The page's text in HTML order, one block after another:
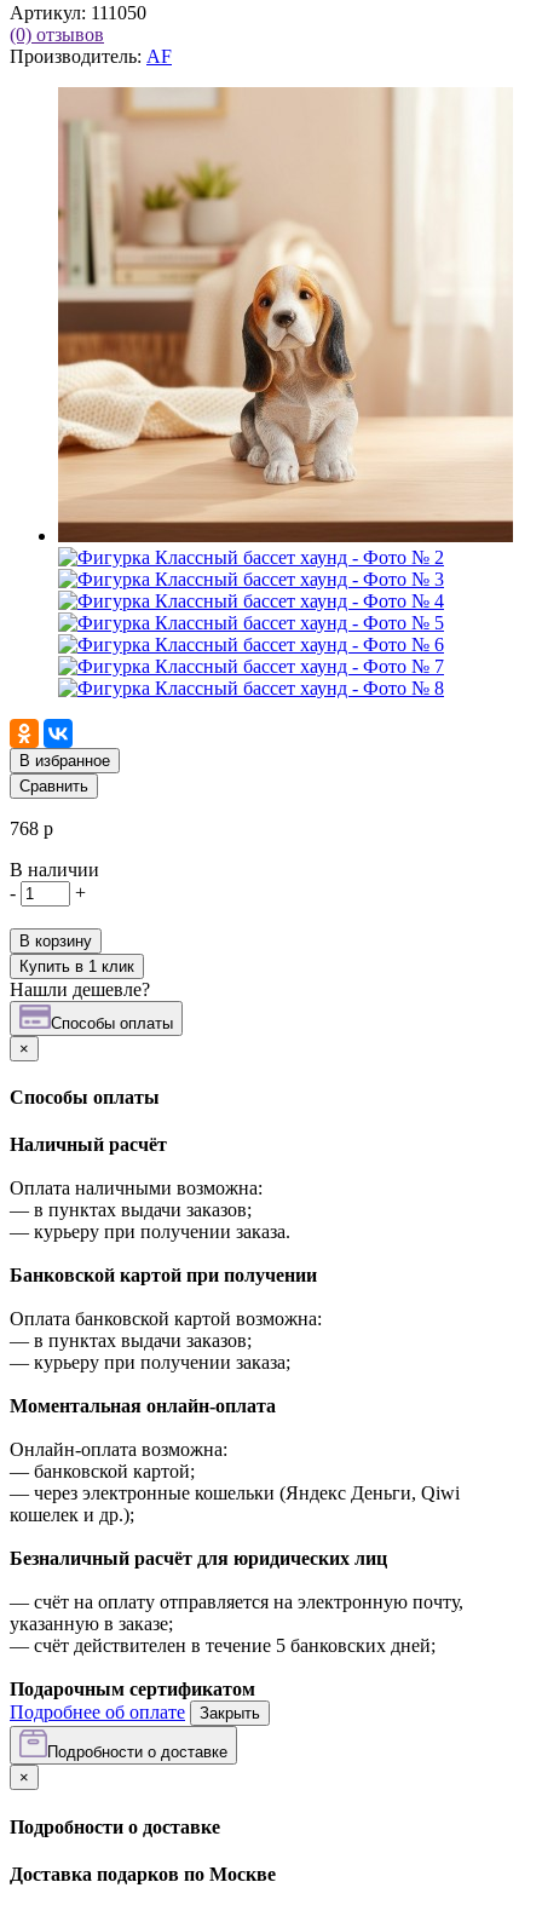
Артикул: 111050
(0) отзывов
Производитель: AF
В избранное
Сравнить
768 р
В наличии
-
+
В корзину
Купить в 1 клик
Нашли дешевле?
Cпособы оплаты
×
Cпособы оплаты
Наличный расчёт
Оплата наличными возможна:
— в пунктах выдачи заказов;
— курьеру при получении заказа.
Банковской картой при получении
Оплата банковской картой возможна:
— в пунктах выдачи заказов;
— курьеру при получении заказа;
Моментальная онлайн-оплата
Онлайн-оплата возможна:
— банковской картой;
— через электронные кошельки (Яндекс Деньги, Qiwi
кошелек и др.);
Безналичный расчёт для юридических лиц
— счёт на оплату отправляется на электронную почту,
указанную в заказе;
— счёт действителен в течение 5 банковских дней;
Подарочным сертификатом
Подробнее об оплате
Закрыть
Подробности о доставке
×
Подробности о доставке
Доставка подарков по Москве